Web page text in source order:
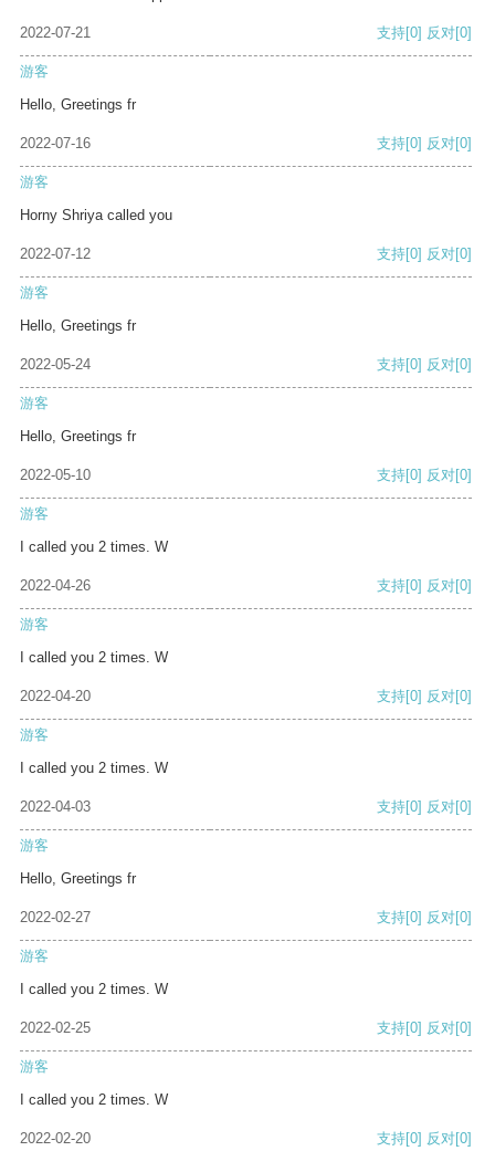
2022-07-21 支持[0] 反对[0]
游客
Hello, Greetings fr
2022-07-16 支持[0] 反对[0]
游客
Horny Shriya called you
2022-07-12 支持[0] 反对[0]
游客
Hello, Greetings fr
2022-05-24 支持[0] 反对[0]
游客
Hello, Greetings fr
2022-05-10 支持[0] 反对[0]
游客
I called you 2 times. W
2022-04-26 支持[0] 反对[0]
游客
I called you 2 times. W
2022-04-20 支持[0] 反对[0]
游客
I called you 2 times. W
2022-04-03 支持[0] 反对[0]
游客
Hello, Greetings fr
2022-02-27 支持[0] 反对[0]
游客
I called you 2 times. W
2022-02-25 支持[0] 反对[0]
游客
I called you 2 times. W
2022-02-20 支持[0] 反对[0]